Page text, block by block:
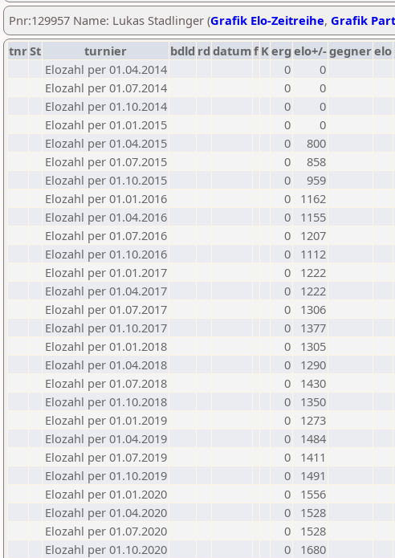
Pnr:129957 Name: Lukas Stadlinger (Grafik Elo-Zeitreihe, Grafik
tnrSt turnier bdld rd datumf Kerg elo+/-gegnerelo
Elozahl per 01.04.2014
0
0
Elozahl per 01.07.2014
0
0
Elozahl per 01.10.2014
0
0
Elozahl per 01.01.2015
0
0
Elozahl per 01.04.2015
0
800
Elozahl per 01.07.2015
0
858
Elozahl per 01.10.2015
0
959
Elozahl per 01.01.2016
0
1162
Elozahl per 01.04.2016
0
1155
Elozahl per 01.07.2016
0
1207
Elozahl per 01.10.2016
0
1112
Elozahl per 01.01.2017
0
1222
Elozahl per 01.04.2017
0
1222
Elozahl per 01.07.2017
0
1306
Elozahl per 01.10.2017
0
1377
Elozahl per 01.01.2018
0
1305
Elozahl per 01.04.2018
0
1290
Elozahl per 01.07.2018
0
1430
Elozahl per 01.10.2018
0
1350
Elozahl per 01.01.2019
0
1273
Elozahl per 01.04.2019
0
1484
Elozahl per 01.07.2019
0
1411
Elozahl per 01.10.2019
0
1491
Elozahl per 01.01.2020
0
1556
Elozahl per 01.04.2020
0
1528
Elozahl per 01.07.2020
0
1528
Elozahl per 01.10.2020
0
1680